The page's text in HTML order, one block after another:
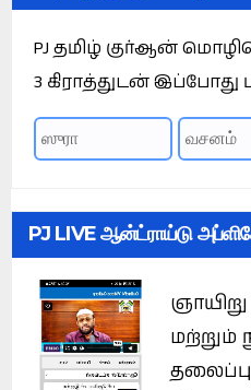
PJ தமிழ் குர்ஆன்
3 கிராத்துடன் இப்போது
PJ LIVE ஆன்ட்ராய்டு
மற்றும்